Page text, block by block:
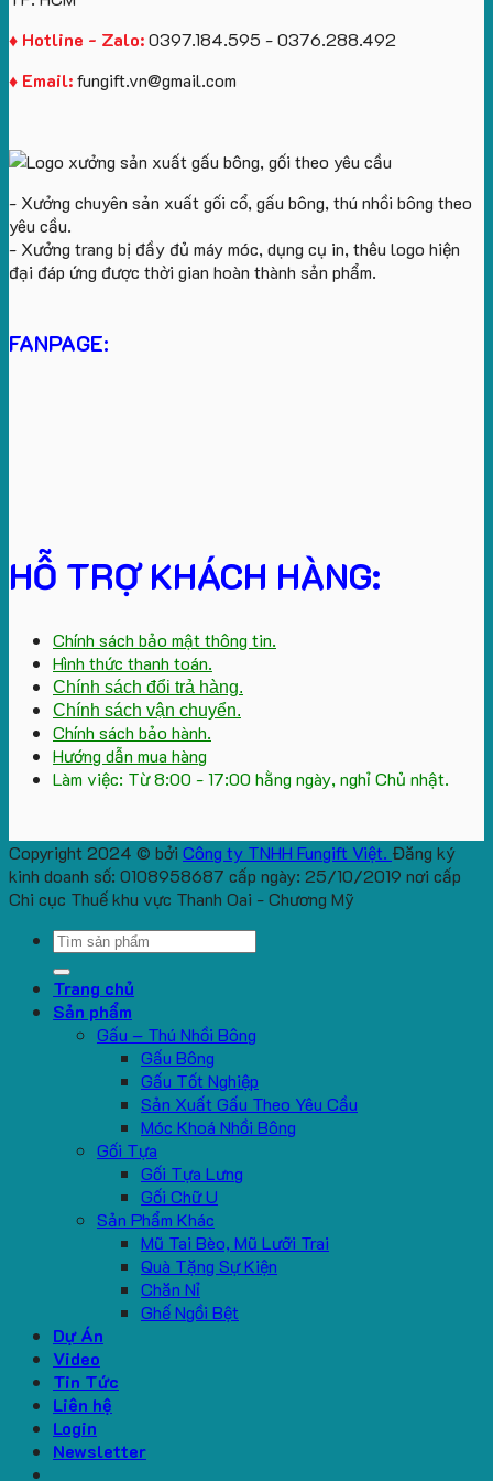
♦ Hotline - Zalo:0397.184.595 - 0376.288.492
♦ Email:fungift.vn@gmail.com
- Xưởng chuyên sản xuất gối cổ, gấu bông, thú nhồi bông theo
yêu cầu.
- Xưởng trang bị đầy đủ máy móc, dụng cụ in, thêu logo hiện
đại đáp ứng được thời gian hoàn thành sản phẩm.
FANPAGE:
HỖ TRỢ KHÁCH HÀNG:
Chính sách bảo mật thông tin.
Hình thức thanh toán.
Chính sách đổi trả hàng.
Chính sách vận chuyển.
Chính sách bảo hành.
Hướng dẫn mua hàng
Làm việc: Từ 8:00 - 17:00 hằng ngày, nghỉ Chủ nhật.
Copyright 2024 © bởi Công ty TNHH Fungift Việt. Đăng ký
kinh doanh số: 0108958687 cấp ngày: 25/10/2019 nơi cấp
Chi cục Thuế khu vực Thanh Oai - Chương Mỹ
Search
Trang chủ
Sản phẩm
Gấu – Thú Nhồi Bông
Gấu Bông
Gấu Tốt Nghiệp
Sản Xuất Gấu Theo Yêu Cầu
Móc Khoá Nhồi Bông
Gối Tựa
Gối Tựa Lưng
Gối Chữ U
Sản Phẩm Khác
Mũ Tai Bèo, Mũ Lưỡi Trai
Quà Tặng Sự Kiện
Chăn Nỉ
Ghế Ngồi Bệt
Dự Án
Video
Tin Tức
Liên hệ
Login
Newsletter